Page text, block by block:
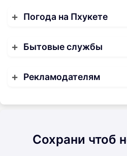
Погода на Пхукете
Бытовые службы
Рекламодателям
Сохрани чтоб